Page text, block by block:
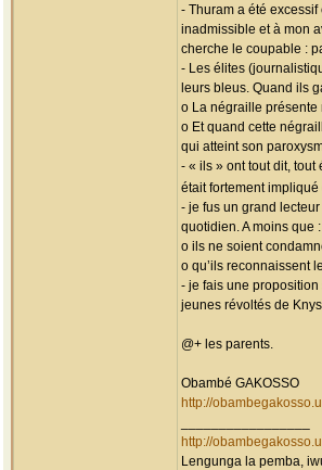
- Thuram a été
inadmissible et à mon
cherche le coupable :
- Les élites
leurs bleus. Quand ils
o La négraille
o Et quand cette
qui atteint son
- « ils » ont tout dit,
était fortement
- je fus un grand
quotidien. A moins que :
o ils ne soient
o qu’ils reconnaissent
- je fais une
jeunes révoltés de
@+ les parents.
Obambé GAKOSSO
http://
http://
Lengunga la pemba,